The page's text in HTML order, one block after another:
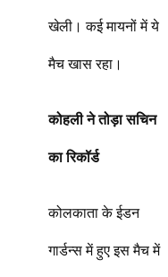
खेली। कई मायनों में ये
मैच खास रहा।
कोहली ने तोड़ा सचिन
का रिकॉर्ड
कोलकाता के ईडन
गार्डन्स में हुए इस मैच में